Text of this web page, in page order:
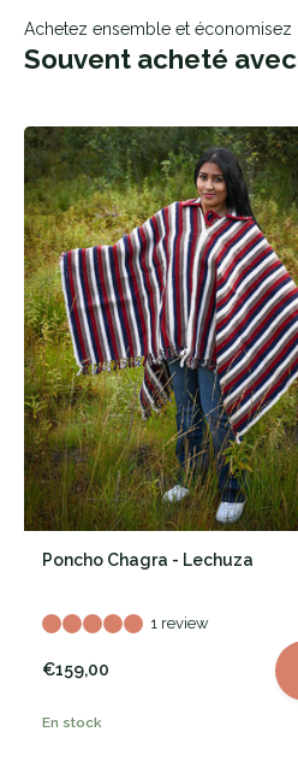
Achetez ensemble et économisez
Souvent acheté avec
Poncho Chagra - Lechuza
1 review
€159,00
En stock